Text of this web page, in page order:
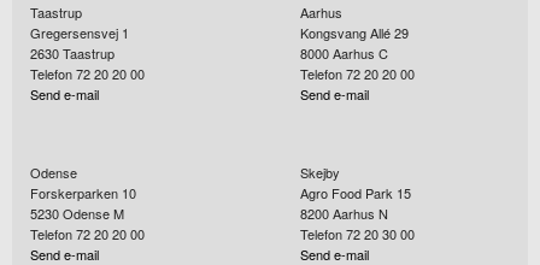
Taastrup
Gregersensvej 1
2630Taastrup
Telefon 72 20 20 00
Send e-mail
Aarhus
Kongsvang Allé 29
8000Aarhus C
Telefon 72 20 20 00
Send e-mail
Odense
Forskerparken 10
5230Odense M
Telefon 72 20 20 00
Send e-mail
Skejby
Agro Food Park 15
8200Aarhus N
Telefon 72 20 30 00
Send e-mail